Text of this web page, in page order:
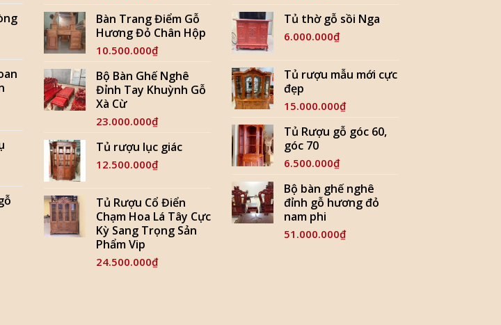
​Bàn Trang Điểm Gỗ
Hương Đỏ Chân Hộp
10.500.000₫
Bộ Bàn Ghế Nghê
Đỉnh Tay Khuỳnh Gỗ
Xà Cừ
23.000.000₫
Tủ rượu lục giác
12.500.000₫
Tủ Rượu Cổ Điển
Chạm Hoa Lá Tây Cực
Kỳ Sang Trọng Sản
Phẩm Vip
24.500.000₫
Tủ thờ gỗ sồi Nga
6.000.000₫
Tủ rượu mẫu mới cực
đẹp
15.000.000₫
Tủ Rượu gỗ góc 60,
góc 70
6.500.000₫
Bộ bàn ghế nghê
đỉnh gỗ hương đỏ
nam phi
51.000.000₫